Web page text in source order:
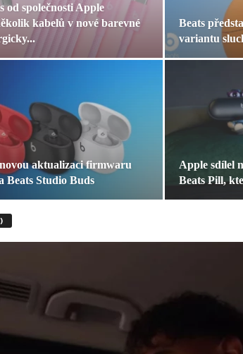
od společnosti Apple
kabelů v nové barevné
Beats
variantu
aktualizaci firmwaru
Beats Studio Buds
Apple sdílel
Beats Pill,